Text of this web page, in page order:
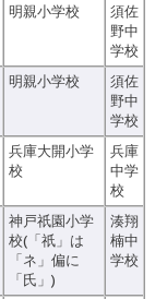
明親小学校
須佐
野中
学校
明親小学校
須佐
野中
学校
兵庫大開小学
校
兵庫
中学
校
神戸祇園小学
校(「祇」は
「ネ」偏に
「氏」)
湊翔
楠中
学校